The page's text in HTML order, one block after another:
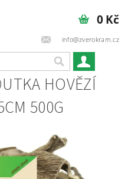
info@zverokram.cz
0 Kč
HOVĚZÍ
500G